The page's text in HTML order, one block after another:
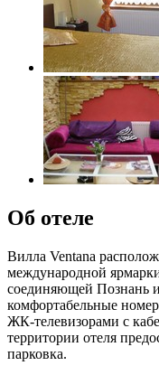
Об отеле
Вилла Ventana
международной
соединяющей Познань
комфортабельные
ЖК-телевизорами с
территории отеля
парковка.